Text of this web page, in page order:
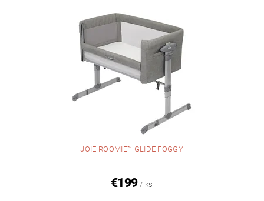
JOIE ROOMIE™ GLIDE FOGGY
€199 / ks